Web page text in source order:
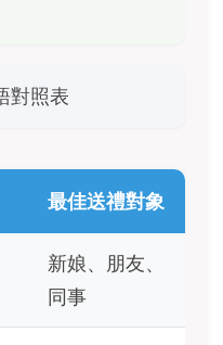
對照表
最佳送禮對象
新娘、朋友、
同事